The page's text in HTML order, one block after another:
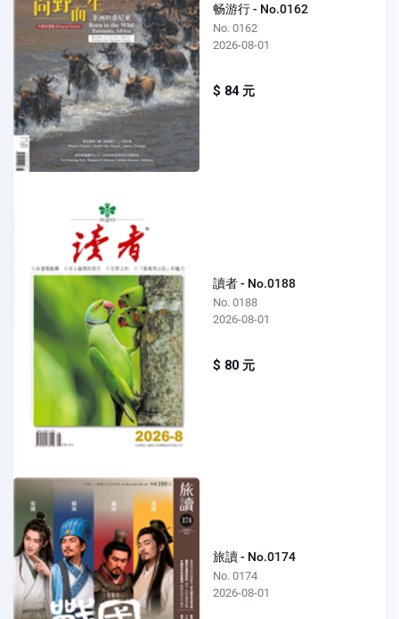
畅游行 - No.0162
No. 0162
2026-08-01
$ 84 元
讀者 - No.0188
No. 0188
2026-08-01
$ 80 元
旅讀 - No.0174
No. 0174
2026-08-01